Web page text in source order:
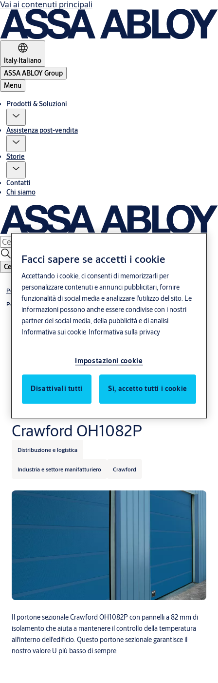
Vai ai contenuti principali
Italy·Italiano
ASSA ABLOY Group
Menu
Prodotti & Soluzioni
Assistenza post-vendita
Storie
Contatti
Chi siamo
Cerca
Portoni commerciali e industriali
Portone sezionale coibentato
Portone sezionale
Crawford OH1082P
Distribuzione e logistica
Industria e settore manifatturiero Crawford
Il portone sezionale Crawford OH1082P con pannelli a 82 mm di
isolamento che aiuta a mantenere il controllo della temperatura
all'interno dell'edificio. Questo portone sezionale garantisce il
nostro valore U più basso di sempre.
Facci sapere se accetti i cookie
Accettando i cookie, ci consenti di memorizzarli per
personalizzare contenuti e annunci pubblicitari, fornire
funzionalità di social media e analizzare l'utilizzo del sito. Le
informazioni possono anche essere condivise con i nostri
partner dei social media, della pubblicità e di analisi.
Informativa sui cookie Informativa sulla privacy
Impostazioni cookie
Disattivali tutti Sì, accetto tutti i cookie